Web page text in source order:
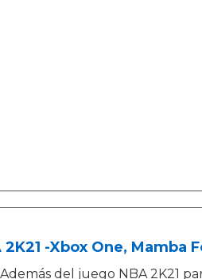
2K21 -Xbox One, Mamba
Además del juego NBA 2K21